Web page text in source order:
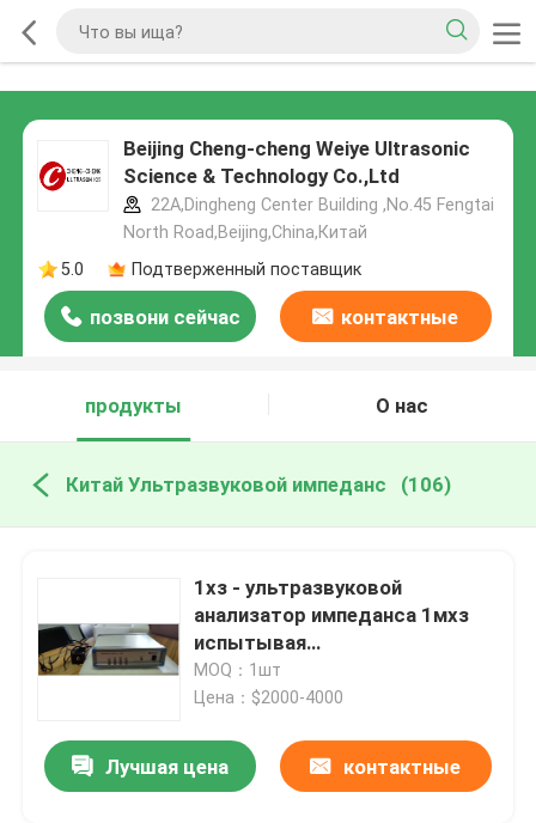
Beijing Cheng-cheng Weiye Ultrasonic
Science & Technology Co.,Ltd
22A,Dingheng Center Building ,No.45 Fengtai
North Road,Beijing,China,Китай
5.0
Подтверженный поставщик
позвони сейчас контактные
продукты
О нас
Китай Ультразвуковой импеданс (106)
1хз - ультразвуковой
анализатор импеданса 1мхз
испытывая
пьезоэлектрический
керамический датчик
MOQ：1шт
Цена：$2000-4000
Лучшая цена контактные